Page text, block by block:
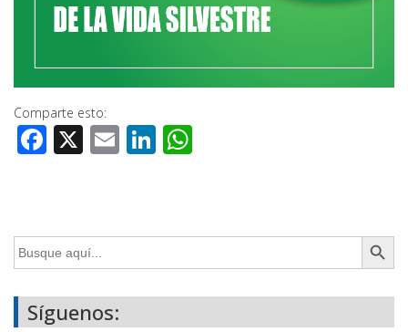
Comparte esto:
Facebook
X EmailLinkedIn
Buscar: Botón de
Síguenos: